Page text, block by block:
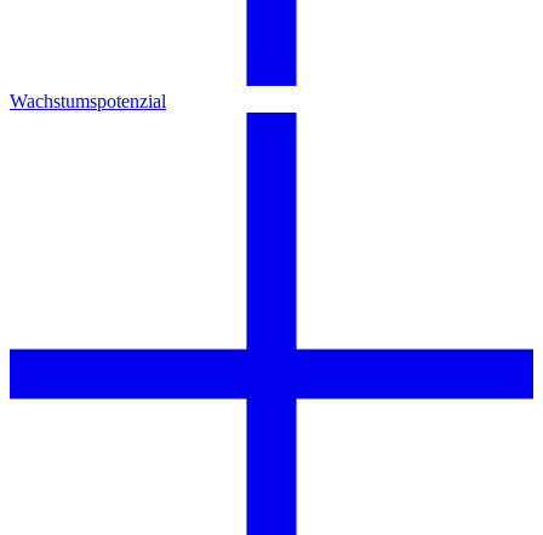
Wachstumspotenzial